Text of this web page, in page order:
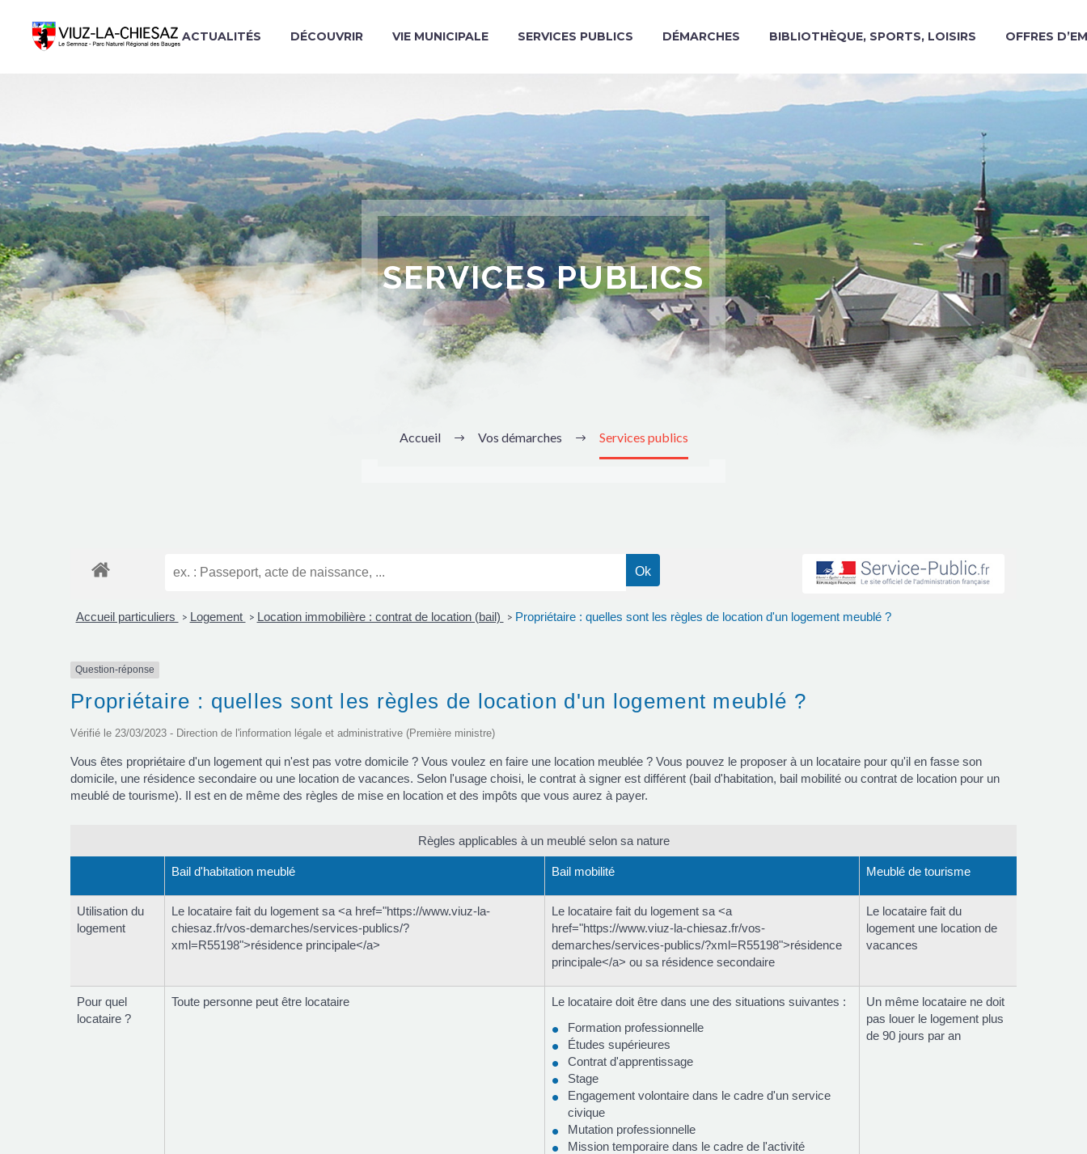
ACTUALITÉS DÉCOUVRIR VIE MUNICIPALE SERVICES PUBLICS DÉMARCHES BIBLIOTHÈQUE, SPORTS, LOISIRS OFFRES
SERVICES PUBLICS
Accueil Vos démarches Services publics
Accueil particuliers > Logement > Location immobilière : contrat de location (bail) > Propriétaire : quelles sont les règles de location d'un logement meublé ?
Question-réponse
Propriétaire : quelles sont les règles de location d'un logement meublé ?
Vérifié le 23/03/2023 - Direction de l'information légale et administrative (Première ministre)
Vous êtes propriétaire d'un logement qui n'est pas votre domicile ? Vous voulez en faire une location meublée ? Vous pouvez le proposer à un locataire pour qu'il en fasse son
domicile, une résidence secondaire ou une location de vacances. Selon l'usage choisi, le contrat à signer est différent (bail d'habitation, bail mobilité ou contrat de location pour un
meublé de tourisme). Il est en de même des règles de mise en location et des impôts que vous aurez à payer.
Règles applicables à un meublé selon sa nature
Bail d'habitation meublé Bail mobilité Meublé de tourisme
Utilisation du
logement
Le locataire fait du logement sa <a href="https://www.viuz-la-
chiesaz.fr/vos-demarches/services-publics/?
xml=R55198">résidence principale</a>
Le locataire fait du logement sa <a
href="https://www.viuz-la-chiesaz.fr/vos-
demarches/services-publics/?xml=R55198">résidence
principale</a> ou sa résidence secondaire
Le locataire fait du
logement une location de
vacances
Pour quel
locataire ?
Toute personne peut être locataire
Le locataire doit être dans une des situations suivantes :
Formation professionnelle
Études supérieures
Contrat d'apprentissage
Stage
Engagement volontaire dans le cadre d'un service
civique
Mutation professionnelle
Mission temporaire dans le cadre de l'activité
Un même locataire ne doit
pas louer le logement plus
de 90 jours par an